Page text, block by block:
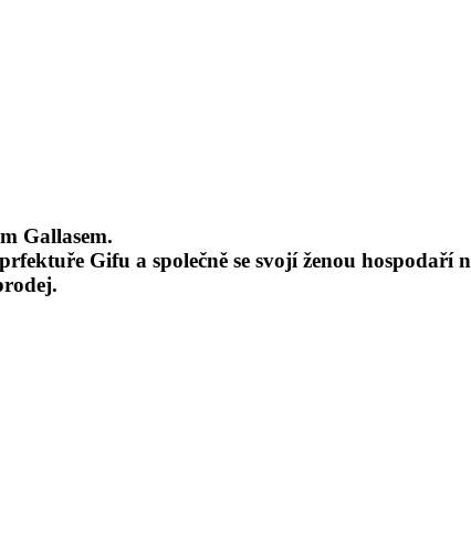
Gallasem.
Gifu a společně se svojí ženou